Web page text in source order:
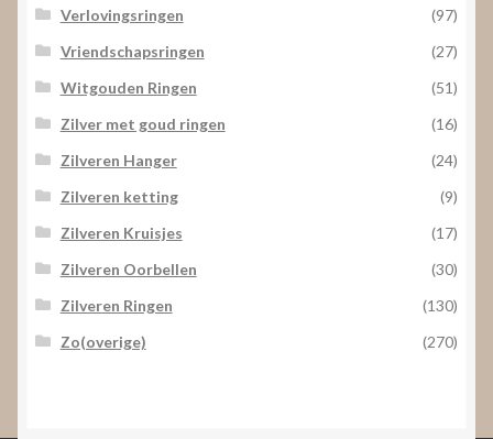
Verlovingsringen
(97)
Vriendschapsringen
(27)
Witgouden Ringen
(51)
Zilver met goud ringen
(16)
Zilveren Hanger
(24)
Zilveren ketting
(9)
Zilveren Kruisjes
(17)
Zilveren Oorbellen
(30)
Zilveren Ringen
(130)
Zo(overige)
(270)